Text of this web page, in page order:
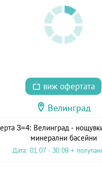
виж офертата
Велинград
3=4: Велинград -
минерални басейни
Дата: 01.07 - 30.09 +